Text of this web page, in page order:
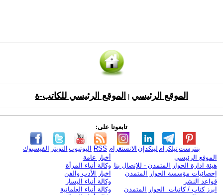
الموقع الرئيسي الموقع الرئيسي للكاتب-ة
تابعونا على:
الفيسبوك التويتر اليوتيوب RSS الانستغرام لينكدإن تيلكرامبنترست
الموقع الرئيسي
هيئة ادارة الحوار المتمدن - للإتصال بنا
إحصائيات مؤسسة الحوار المتمدن
قواعد النشر
ابرز كتاب / كاتبات الحوار المتمدن
أخبار عامة
وكالة أنباء المرأة
اخبار الأدب والفن
وكالة أنباء اليسار
وكالة أنباء العلمانية